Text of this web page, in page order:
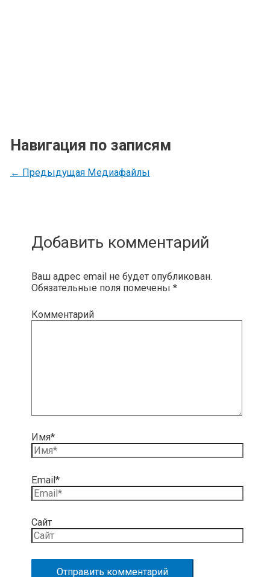
Навигация по записям
← Предыдущая Медиафайлы
Добавить комментарий
Ваш адрес email не будет опубликован.
Обязательные поля помечены *
Комментарий
Имя*
Email*
Сайт